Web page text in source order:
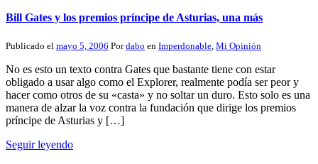
Bill Gates y los premios príncipe de Asturias, una más
Publicado el mayo 5, 2006 Pordabo en Imperdonable Mi Opinión
No es esto un texto contra Gates que bastante tiene con estar
obligado a usar algo como el Explorer, realmente podía ser peor y
hacer como otros de su «casta» y no soltar un duro. Esto solo es una
manera de alzar la voz contra la fundación que dirige los premios
príncipe de Asturias y […]
Seguir leyendo